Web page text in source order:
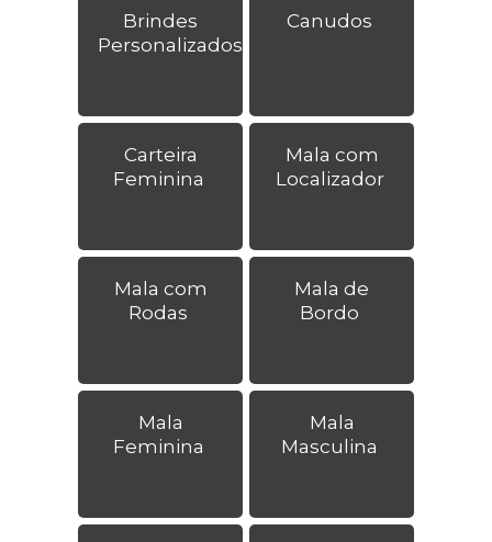
Brindes
Personalizados
Canudos
Carteira
Feminina
Mala com
Localizador
Mala com
Rodas
Mala de
Bordo
Mala
Feminina
Mala
Masculina